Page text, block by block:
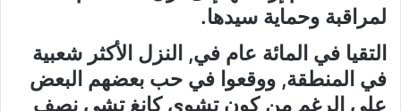
لمراقبة وحماية سيدها.
التقيا في المائة عام في, النزل الأكثر شعبية
في المنطقة, ووقعوا في حب بعضهم البعض
على الرغم من كون تشوي كانغ تشي نصف